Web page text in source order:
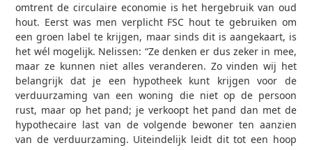
omtrent de circulaire economie is het hergebruik van oud
hout. Eerst was men verplicht FSC hout te gebruiken om
een groen label te krijgen, maar sinds dit is aangekaart, is
het wél mogelijk. Nelissen: “Ze denken er dus zeker in mee,
maar ze kunnen niet alles veranderen. Zo vinden wij het
belangrijk dat je een hypotheek kunt krijgen voor de
verduurzaming van een woning die niet op de persoon
rust, maar op het pand; je verkoopt het pand dan met de
hypothecaire last van de volgende bewoner ten aanzien
van de verduurzaming. Uiteindelijk leidt dit tot een hoop